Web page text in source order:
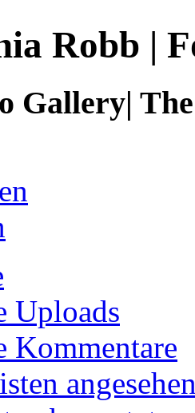
Robb |
Gallery|
Uploads
Kommentare